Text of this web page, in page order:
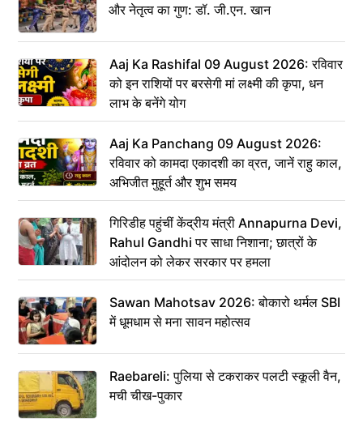
और नेतृत्व का गुण: डॉ. जी.एन. खान
Aaj Ka Rashifal 09 August 2026: रविवार
को इन राशियों पर बरसेगी मां लक्ष्मी की कृपा, धन
लाभ के बनेंगे योग
Aaj Ka Panchang 09 August 2026:
रविवार को कामदा एकादशी का व्रत, जानें राहु काल,
अभिजीत मुहूर्त और शुभ समय
गिरिडीह पहुंचीं केंद्रीय मंत्री Annapurna Devi,
Rahul Gandhi पर साधा निशाना; छात्रों के
आंदोलन को लेकर सरकार पर हमला
Sawan Mahotsav 2026: बोकारो थर्मल SBI
में धूमधाम से मना सावन महोत्सव
Raebareli: पुलिया से टकराकर पलटी स्कूली वैन,
मची चीख-पुकार